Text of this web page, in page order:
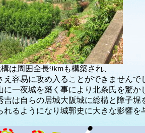
は周囲全長9kmも構築され、
え容易に攻め入ることができませんで
一夜城を築く事により北条氏を驚か
は自らの居城大阪城に総構と障子堀
るようになり城郭史に大きな影響を